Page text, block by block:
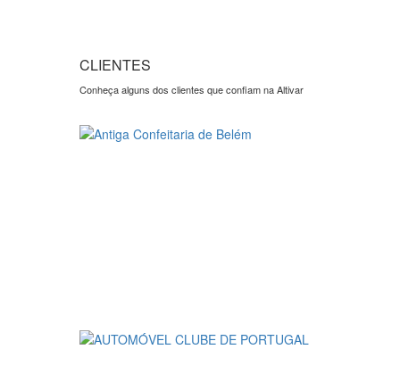
CLIENTES
Conheça alguns dos clientes que confiam na Altivar